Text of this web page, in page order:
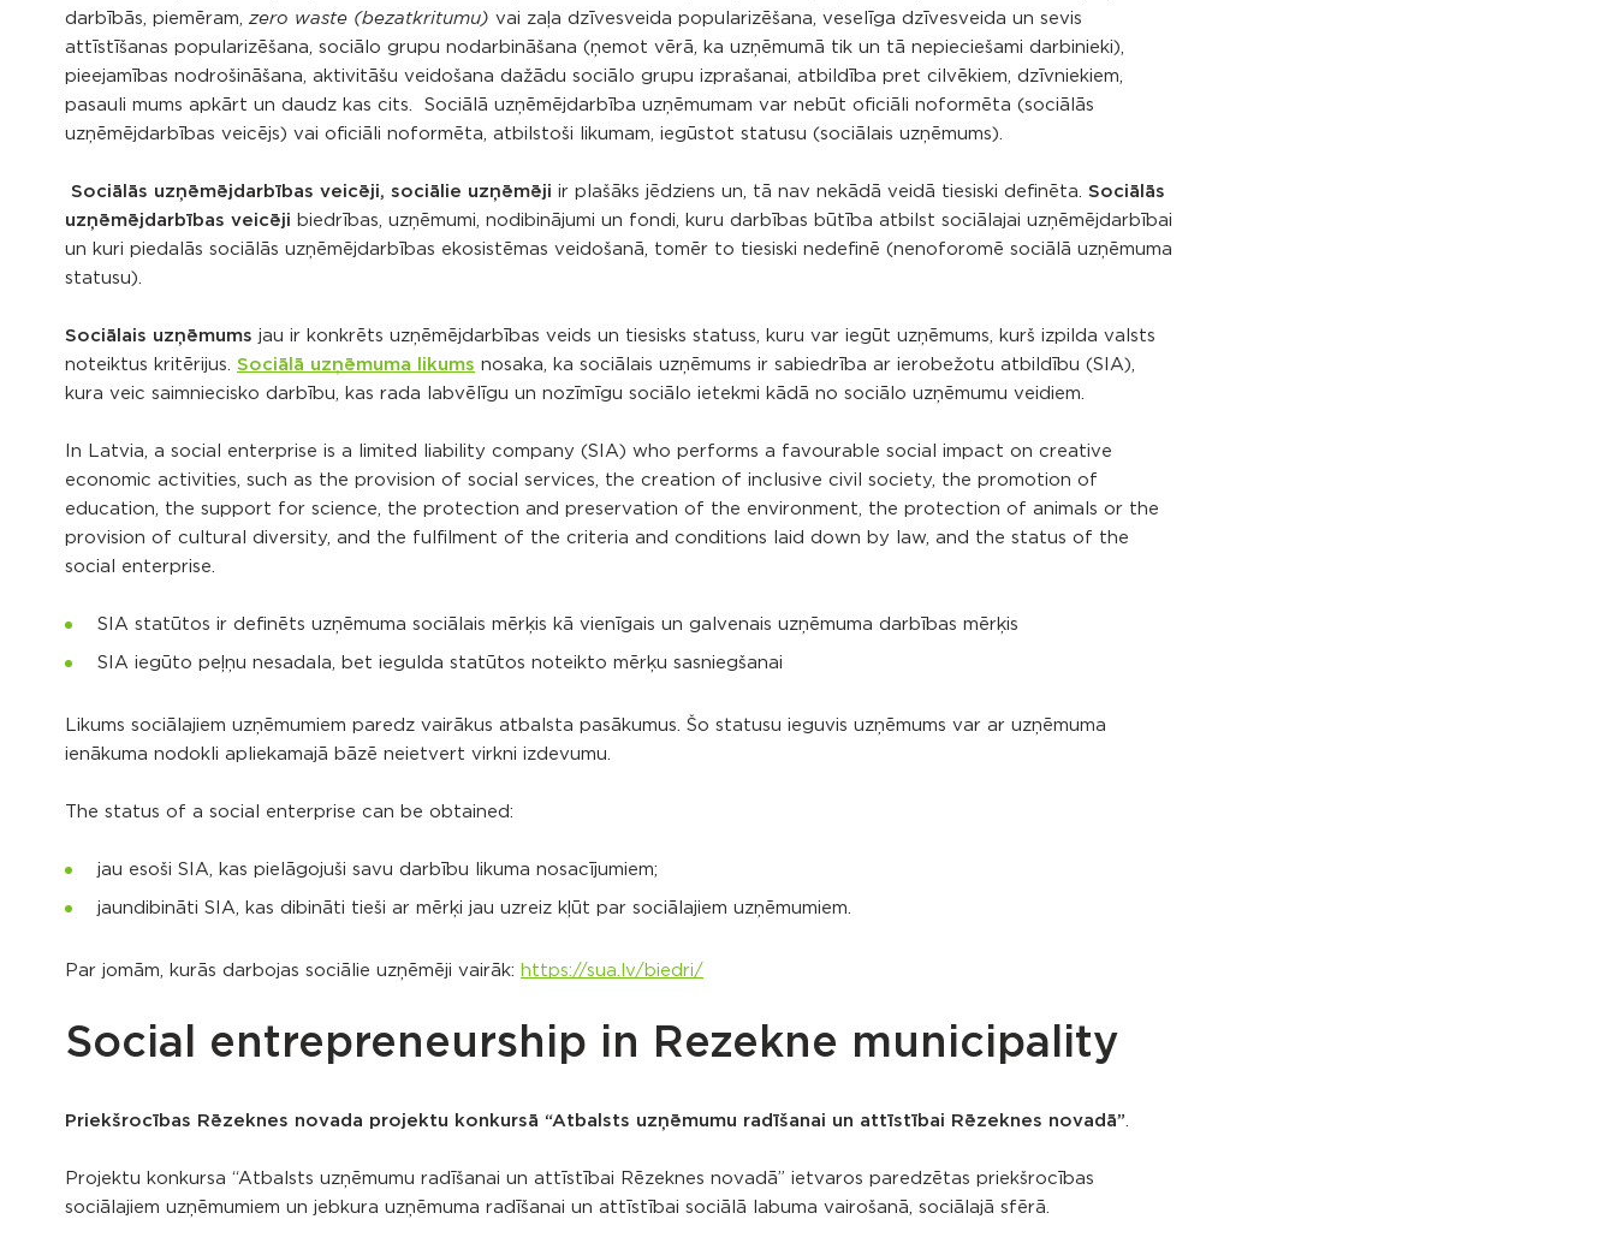
darbībās, piemēram,zero waste (bezatkritumu) vai zaļa dzīvesveida popularizēšana, veselīga dzīvesveida un sevis
attīstīšanas popularizēšana, sociālo grupu nodarbināšana (ņemot vērā, ka uzņēmumā tik un tā nepieciešami darbinieki),
pieejamības nodrošināšana, aktivitāšu veidošana dažādu sociālo grupu izprašanai, atbildība pret cilvēkiem, dzīvniekiem,
pasauli mums apkārt un daudz kas cits. Sociālā uzņēmējdarbība uzņēmumam var nebūt oficiāli noformēta (sociālās
uzņēmējdarbības veicējs) vai oficiāli noformēta, atbilstoši likumam, iegūstot statusu (sociālais uzņēmums).
Sociālās uzņēmējdarbības veicēji, sociālie uzņēmēji ir plašāks jēdziens un, tā nav nekādā veidā tiesiski definēta. Sociālās
uzņēmējdarbības veicēji biedrības, uzņēmumi, nodibinājumi un fondi, kuru darbības būtība atbilst sociālajai uzņēmējdarbībai
un kuri piedalās sociālās uzņēmējdarbības ekosistēmas veidošanā, tomēr to tiesiski nedefinē (nenoforomē sociālā uzņēmuma
statusu).
Sociālais uzņēmums jau ir konkrēts uzņēmējdarbības veids un tiesisks statuss, kuru var iegūt uzņēmums, kurš izpilda valsts
noteiktus kritērijus. Sociālā uzņēmuma likums nosaka, ka sociālais uzņēmums ir sabiedrība ar ierobežotu atbildību (SIA),
kura veic saimniecisko darbību, kas rada labvēlīgu un nozīmīgu sociālo ietekmi kādā no sociālo uzņēmumu veidiem.
In Latvia, a social enterprise is a limited liability company (SIA) who performs a favourable social impact on creative
economic activities, such as the provision of social services, the creation of inclusive civil society, the promotion of
education, the support for science, the protection and preservation of the environment, the protection of animals or the
provision of cultural diversity, and the fulfilment of the criteria and conditions laid down by law, and the status of the
social enterprise.
SIA statūtos ir definēts uzņēmuma sociālais mērķis kā vienīgais un galvenais uzņēmuma darbības mērķis
SIA iegūto peļņu nesadala, bet iegulda statūtos noteikto mērķu sasniegšanai
Likums sociālajiem uzņēmumiem paredz vairākus atbalsta pasākumus. Šo statusu ieguvis uzņēmums var ar uzņēmuma
ienākuma nodokli apliekamajā bāzē neietvert virkni izdevumu.
The status of a social enterprise can be obtained:
jau esoši SIA, kas pielāgojuši savu darbību likuma nosacījumiem;
jaundibināti SIA, kas dibināti tieši ar mērķi jau uzreiz kļūt par sociālajiem uzņēmumiem.
Par jomām, kurās darbojas sociālie uzņēmēji vairāk: https://sua.lv/biedri/
Social entrepreneurship in Rezekne municipality
Priekšrocības Rēzeknes novada projektu konkursā “Atbalsts uzņēmumu radīšanai un attīstībai Rēzeknes novadā”.
Projektu konkursa “Atbalsts uzņēmumu radīšanai un attīstībai Rēzeknes novadā” ietvaros paredzētas priekšrocības
sociālajiem uzņēmumiem un jebkura uzņēmuma radīšanai un attīstībai sociālā labuma vairošanā, sociālajā sfērā.